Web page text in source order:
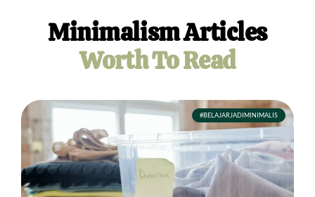
Minimalism Articles
Worth To Read
#BELAJARJADIMINIMALIS